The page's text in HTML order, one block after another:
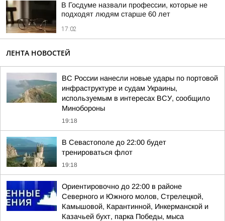
В Госдуме назвали профессии, которые не
подходят людям старше 60 лет
17:02
ЛЕНТА НОВОСТЕЙ
ВС России нанесли новые удары по портовой
инфраструктуре и судам Украины,
используемым в интересах ВСУ, сообщило
Минобороны
19:18
В Севастополе до 22:00 будет
тренироваться флот
19:18
Ориентировочно до 22:00 в районе
Северного и Южного молов, Стрелецкой,
Камышовой, Карантинной, Инкерманской и
Казачьей бухт, парка Победы, мыса